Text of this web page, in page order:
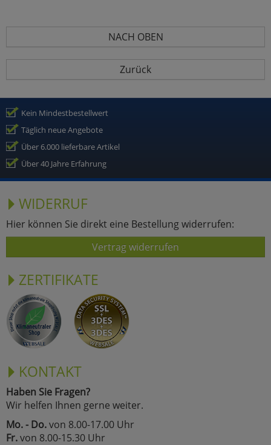
NACH OBEN
Zurück
Kein Mindestbestellwert
Täglich neue Angebote
Über 6.000 lieferbare Artikel
Über 40 Jahre Erfahrung
WIDERRUF
Hier können Sie direkt eine Bestellung widerrufen:
Vertrag widerrufen
ZERTIFIKATE
KONTAKT
Haben Sie Fragen?
Wir helfen Ihnen gerne weiter.
Mo. - Do.von 8.00-17.00 Uhr
Fr.von 8.00-15.30 Uhr